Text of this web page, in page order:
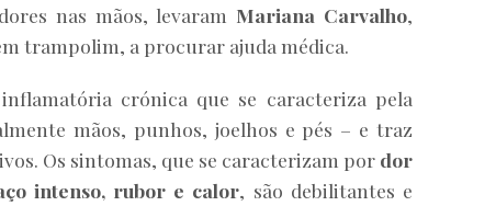
nas mãos, levaram Mariana Carvalho,
trampolim, a procurar ajuda médica.
crónica que se caracteriza pela
mãos, punhos, joelhos e pés – e traz
Os sintomas, que se caracterizam por dor
intenso, rubor e calor, são debilitantes e